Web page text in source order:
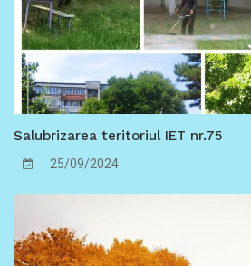
Salubrizarea teritoriul IET nr.75
25/09/2024